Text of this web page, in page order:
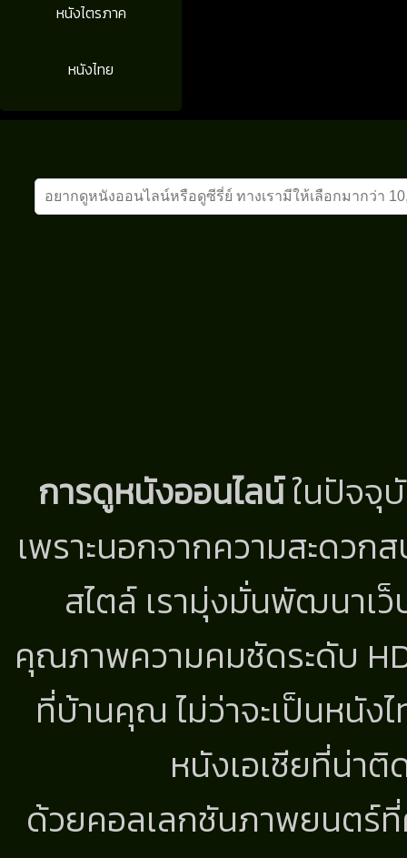
หนังไตรภาค
หนังไทย
การดูหนังออนไลน์ในปัจจุ
เพราะนอกจากความสะดว
สไตล์ เรามุ่งมั่นพัฒนาเ
คุณภาพความคมชัดระดับ
ที่บ้านคุณ ไม่ว่าจะเป็นหนั
หนังเอเชียที่น่า
ด้วยคอลเลกชันภาพยนตร์